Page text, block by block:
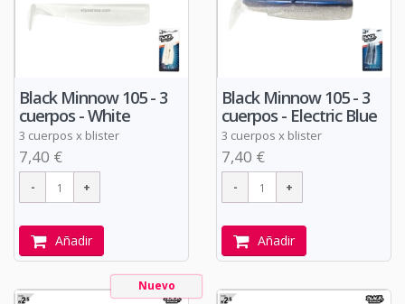
Black Minnow 105 - 3
cuerpos - White
3 cuerpos x blister
7,40 €
Añadir
Black Minnow 105 - 3
cuerpos - Electric Blue
3 cuerpos x blister
7,40 €
Añadir
Nuevo